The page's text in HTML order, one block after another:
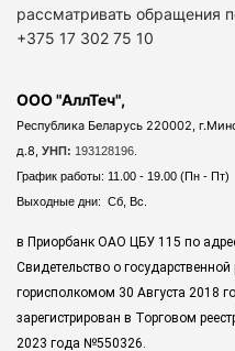
рассматривать обращения
+375 17 302 75 10
ООО "АллТеч",
Республика Беларусь 220002,
д.8, УНП: 193128196.
График работы: 11.00 - 19.00 (Пн - Пт)
Выходные дни: Сб, Вс.
в Приорбанк ОАО ЦБУ 115 по
Свидетельство о
горисполкомом 30 Августа 2018
зарегистрирован в Торговом
2023 года №550326.